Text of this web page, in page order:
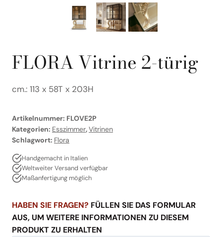
FLORA Vitrine 2-türig
cm.: 113 x 58T x 203H
Artikelnummer: FLOVE2P
Kategorien: Esszimmer,Vitrinen
Schlagwort: Flora
Handgemacht in Italien
Weltweiter Versand verfügbar
Maßanfertigung möglich
HABEN SIE FRAGEN? FÜLLEN SIE DAS FORMULAR
AUS, UM WEITERE INFORMATIONEN ZU DIESEM
PRODUKT ZU ERHALTEN